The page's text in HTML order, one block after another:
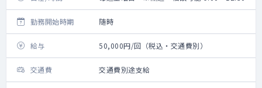
勤務開始時期 随時
給与 50,000円/回（税込・交通費別）
交通費 交通費別途支給